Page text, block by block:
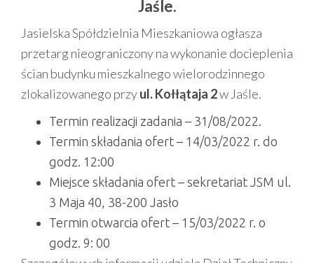
Jaśle.
Jasielska Spółdzielnia Mieszkaniowa ogłasza
przetarg nieograniczony na wykonanie docieplenia
ścian budynku mieszkalnego wielorodzinnego
zlokalizowanego przyul. Kołłątaja 2w Jaśle.
Termin realizacji zadania – 31/08/2022.
Termin składania ofert – 14/03/2022 r. do
godz. 12:00
Miejsce składania ofert – sekretariat JSM ul.
3 Maja 40, 38-200 Jasło
Termin otwarcia ofert – 15/03/2022 r. o
godz. 9: 00